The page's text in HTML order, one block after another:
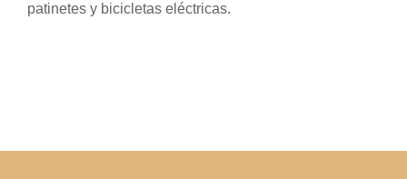
patinetes y bicicletas eléctricas.